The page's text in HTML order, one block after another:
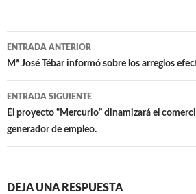
o
k
A
p
p
Navegación
de
entradas
ENTRADA ANTERIOR
Mª José Tébar informó sobre los arreglos
ENTRADA SIGUIENTE
El proyecto “Mercurio” dinamizará el
generador de empleo.
DEJA UNA RESPUESTA